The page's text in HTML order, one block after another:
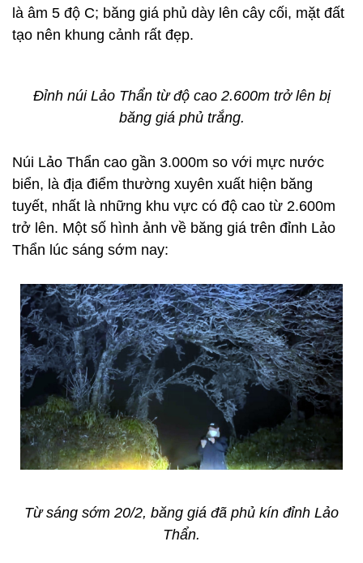
là âm 5 độ C; băng giá phủ dày lên cây cối, mặt đất
tạo nên khung cảnh rất đẹp.
Đỉnh núi Lảo Thẩn từ độ cao 2.600m trở lên bị
băng giá phủ trắng.
Núi Lảo Thẩn cao gần 3.000m so với mực nước
biển, là địa điểm thường xuyên xuất hiện băng
tuyết, nhất là những khu vực có độ cao từ 2.600m
trở lên. Một số hình ảnh về băng giá trên đỉnh Lảo
Thẩn lúc sáng sớm nay:
Từ sáng sớm 20/2, băng giá đã phủ kín đỉnh Lảo
Thẩn.